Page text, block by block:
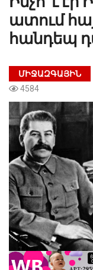
ատում
հանդեպ
ՄԻՋԱԶԳԱՅԻՆ
4584